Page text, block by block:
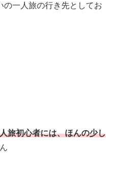
の一人旅の行き先としてお
旅初心者には、ほんの少し